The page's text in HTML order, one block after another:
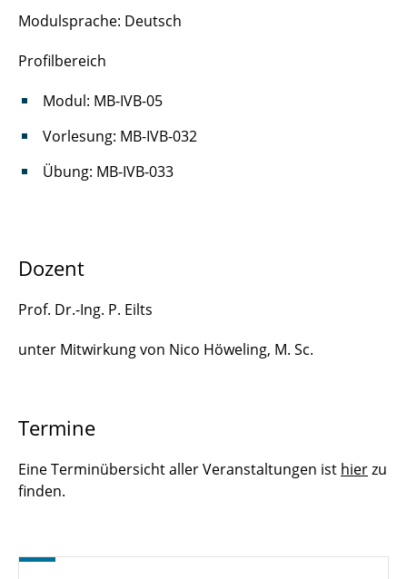
Modulsprache: Deutsch
Profilbereich
Modul: MB-IVB-05
Vorlesung: MB-IVB-032
Übung: MB-IVB-033
Dozent
Prof. Dr.-Ing. P. Eilts
unter Mitwirkung von Nico Höweling, M. Sc.
Termine
Eine Terminübersicht aller Veranstaltungen ist hierzu
finden.